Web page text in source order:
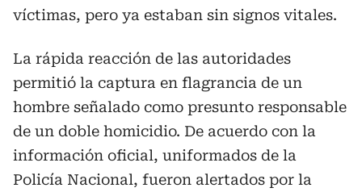
víctimas, pero ya estaban sin signos vitales.
La rápida reacción de las autoridades
permitió la captura en flagrancia de un
hombre señalado como presunto responsable
de un doble homicidio. De acuerdo con la
información oficial, uniformados de la
Policía Nacional, fueron alertados por la